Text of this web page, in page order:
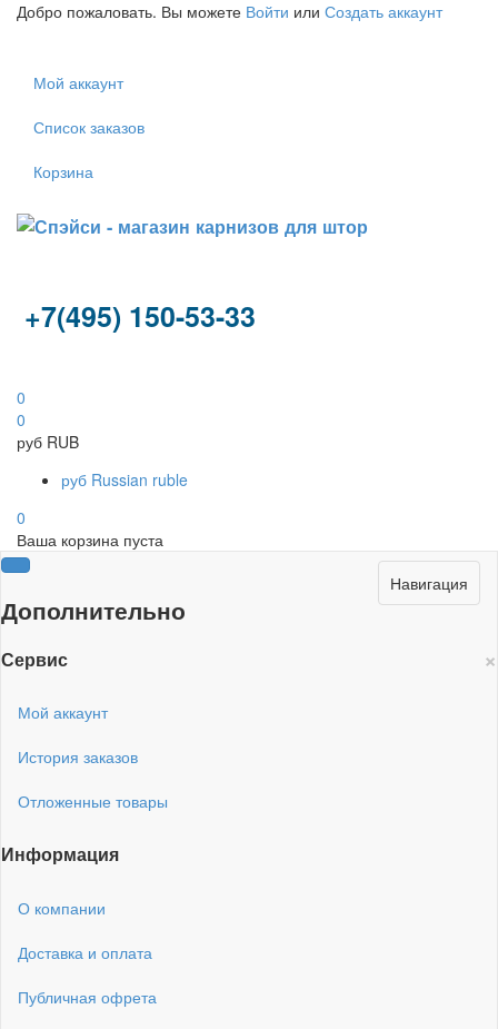
Добро пожаловать. Вы можете Войти или Создать аккаунт
Мой аккаунт
Список заказов
Корзина
+7(495) 150-53-33
0
0
руб RUB
руб Russian ruble
0
Ваша корзина пуста
Навигация
Дополнительно
×
Сервис
Мой аккаунт
История заказов
Отложенные товары
Информация
О компании
Доставка и оплата
Публичная офрета